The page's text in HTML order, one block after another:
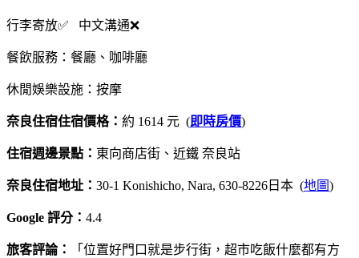
行李寄放✅ 中文溝通❌
餐飲服務：餐廳、咖啡廳
休閒娛樂設施：按摩
奈良住宿住宿價格： 約 1614 元 (即時房價)
住宿週邊景點： 東向商店街、近鐵 奈良站
奈良住宿地址： 30-1 Konishicho, Nara, 630-8226日本 (地圖)
Google 評分： 4.4
旅客評論：
「位置好門口就是步行街，超市吃飯什麼都有方